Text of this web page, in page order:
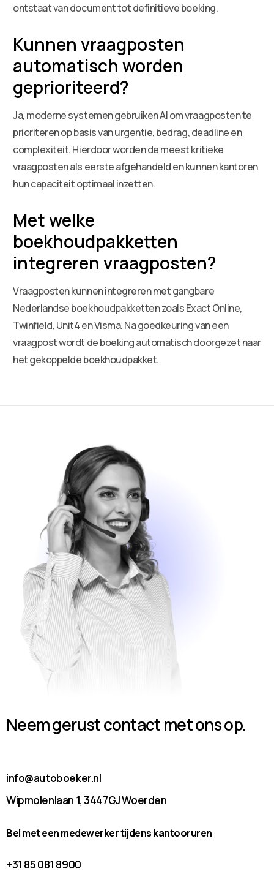
ontstaat van document tot definitieve boeking.
Kunnen vraagposten
automatisch worden
geprioriteerd?
Ja, moderne systemen gebruiken AI om vraagposten te
prioriteren op basis van urgentie, bedrag, deadline en
complexiteit. Hierdoor worden de meest kritieke
vraagposten als eerste afgehandeld en kunnen kantoren
hun capaciteit optimaal inzetten.
Met welke
boekhoudpakketten
integreren vraagposten?
Vraagposten kunnen integreren met gangbare
Nederlandse boekhoudpakketten zoals Exact Online,
Twinfield, Unit4 en Visma. Na goedkeuring van een
vraagpost wordt de boeking automatisch doorgezet naar
het gekoppelde boekhoudpakket.
Neem gerust contact met ons op.
info@autoboeker.nl
Wipmolenlaan 1, 3447GJ Woerden
Bel met een medewerker tijdens kantooruren
+31 85 081 8900